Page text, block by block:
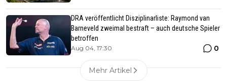
DRA veröffentlicht Disziplinarliste: Raymond van
Barneveld zweimal bestraft – auch deutsche Spieler
betroffen
Aug 04, 17:30 0
Mehr Artikel